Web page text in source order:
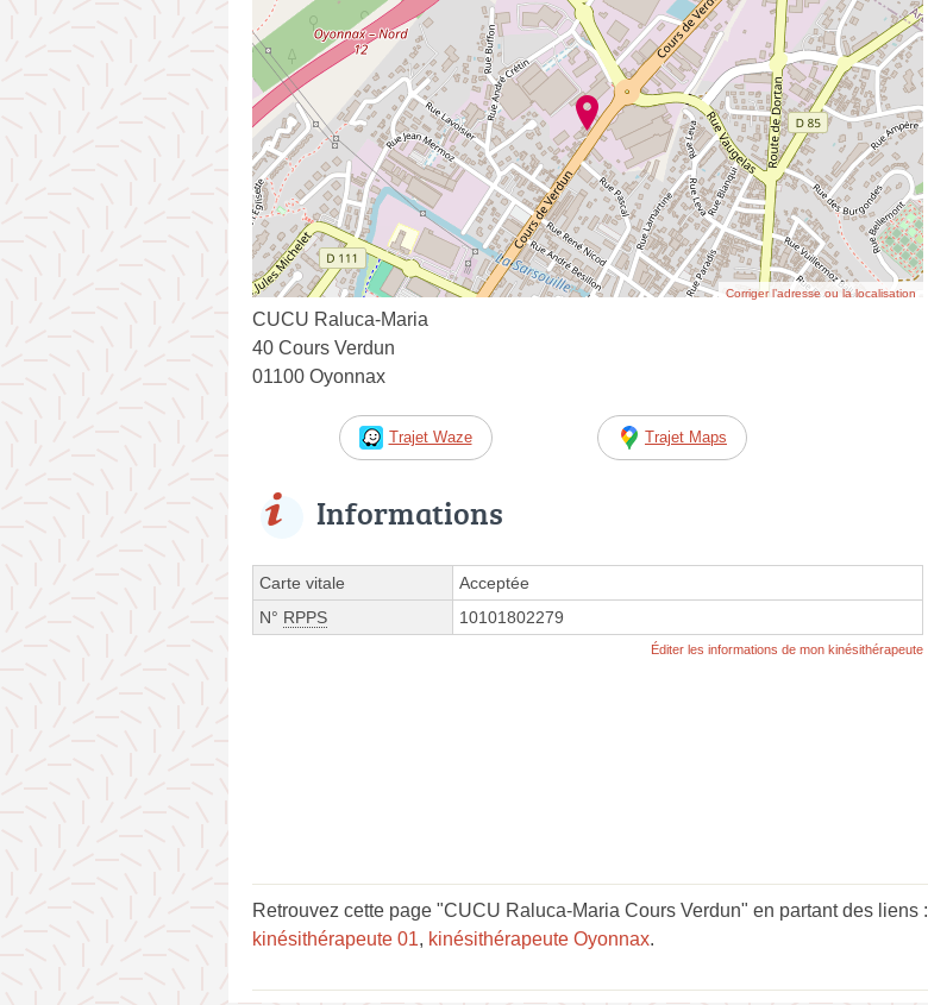
Corriger l’adresse ou la localisation
CUCU Raluca-Maria
40 Cours Verdun
01100 Oyonnax
Trajet Waze Trajet Maps
Informations
Carte vitale
Acceptée
N° RPPS 10101802279
Éditer les informations de mon kinésithérapeute
Retrouvez cette page "CUCU Raluca-Maria Cours Verdun" en partant des liens :
kinésithérapeute 01, kinésithérapeute Oyonnax.